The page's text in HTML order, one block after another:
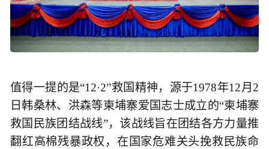
值得一提的是“12·2”救国精神，源于1978年12月2
日韩桑林、洪森等柬埔寨爱国志士成立的“柬埔寨
救国民族团结战线”，该战线旨在团结各方力量推
翻红高棉残暴政权，在国家危难关头挽救民族命